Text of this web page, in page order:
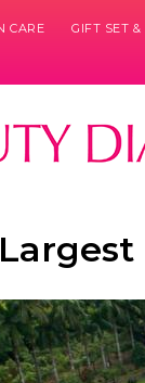
CARE GIFT SET &